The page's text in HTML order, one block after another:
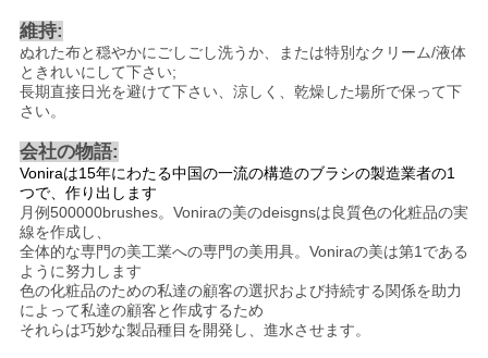
維持:
ぬれた布と穏やかにごしごし洗うか、または特別なクリーム/液体
ときれいにして下さい;
長期直接日光を避けて下さい、涼しく、乾燥した場所で保って下
さい。
会社の物語:
Voniraは15年にわたる中国の一流の構造のブラシの製造業者の1
つで、作り出します
月例500000brushes。Voniraの美のdeisgnsは良質色の化粧品の実
線を作成し、
全体的な専門の美工業への専門の美用具。Voniraの美は第1である
ように努力します
色の化粧品のための私達の顧客の選択および持続する関係を助力
によって私達の顧客と作成するため
それらは巧妙な製品種目を開発し、進水させます。